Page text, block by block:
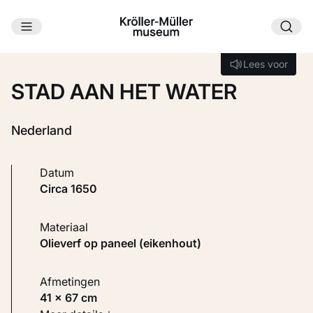
Ga naar hoofdinhoud
Lees voor
Lees voor
STAD AAN HET WATER
Nederland
Datum
circa 1650
Materiaal
Olieverf op paneel (eikenhout)
Afmetingen
41 × 67 cm